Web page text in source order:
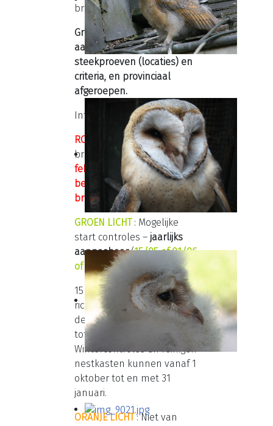
broeden kan overgaan...
Groen Licht wordt bepaald
aan de hand van vaste
steekproeven (locaties) en
criteria, en provinciaal
afgeroepen.
Interpretatie:
ROOD LICHT: Balts- en
broedperiode (eieren):1
februari tot 31 mei–géén
bezoeken aan
broedplaatsen!
GROEN LICHT: Mogelijke
start controles – jaarlijks
aanpasbaar(15/05 of 01/06
of 15/06).
15 juni is de normale
richtdatum voor start van
de controleperiode (15 juni
tot 30 september).
Wintercontroles en reinigen
nestkasten kunnen vanaf 1
oktober tot en met 31
januari.
ORANJE LICHT: Niet van